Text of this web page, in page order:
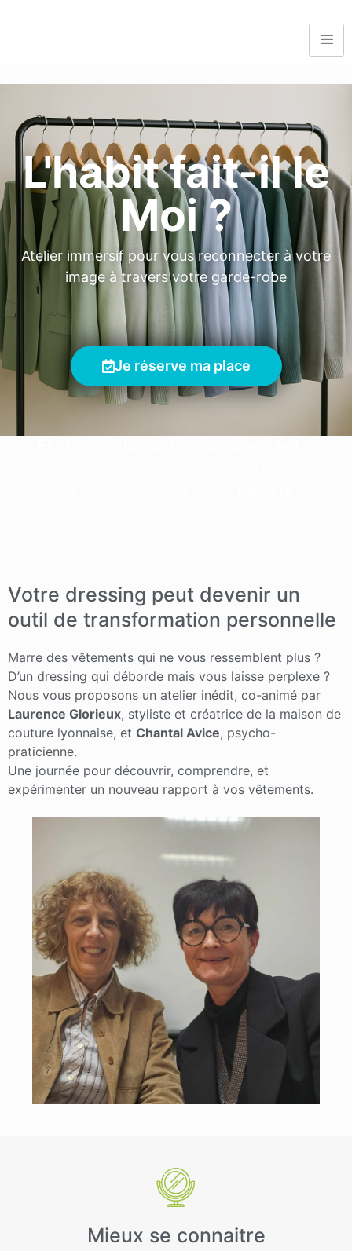
L'habit fait-il le
Moi ?
Atelier immersif pour vous reconnecter à votre
image à travers votre garde-robe
Je réserve ma place
Votre dressing peut devenir un
outil de transformation personnelle
Marre des vêtements qui ne vous ressemblent plus ?
D’un dressing qui déborde mais vous laisse perplexe ?
Nous vous proposons un atelier inédit, co-animé par
Laurence Glorieux, styliste et créatrice de la maison de
couture lyonnaise, et Chantal Avice, psycho-
praticienne.
Une journée pour découvrir, comprendre, et
expérimenter un nouveau rapport à vos vêtements.
Mieux se connaitre